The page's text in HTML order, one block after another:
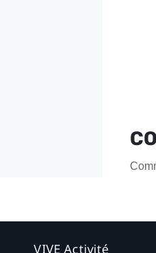
VIVE Activité